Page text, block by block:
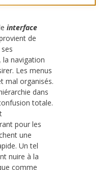
interface
de
navigation
Les menus
mal organisés.
dans
totale.
pour les
une
Un tel
nuire à la
comme